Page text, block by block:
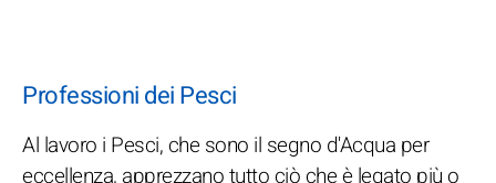
Professioni dei Pesci
Al lavoro i Pesci, che sono il segno d'Acqua per
eccellenza, apprezzano tutto ciò che è legato più o